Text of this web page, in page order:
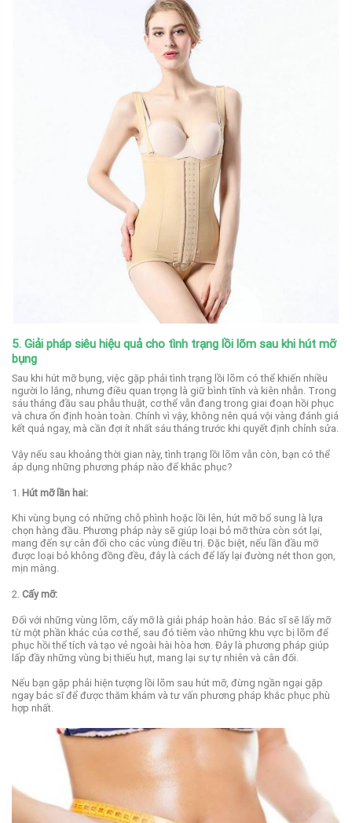
5. Giải pháp siêu hiệu quả cho tình trạng lồi lõm sau khi hút mỡ
bụng
Sau khi hút mỡ bụng, việc gặp phải tình trạng lồi lõm có thể khiến nhiều
người lo lắng, nhưng điều quan trọng là giữ bình tĩnh và kiên nhẫn. Trong
sáu tháng đầu sau phẫu thuật, cơ thể vẫn đang trong giai đoạn hồi phục
và chưa ổn định hoàn toàn. Chính vì vậy, không nên quá vội vàng đánh giá
kết quả ngay, mà cần đợi ít nhất sáu tháng trước khi quyết định chỉnh sửa.
Vậy nếu sau khoảng thời gian này, tình trạng lồi lõm vẫn còn, bạn có thể
áp dụng những phương pháp nào để khắc phục?
1. Hút mỡ lần hai:
Khi vùng bụng có những chỗ phình hoặc lồi lên, hút mỡ bổ sung là lựa
chọn hàng đầu. Phương pháp này sẽ giúp loại bỏ mỡ thừa còn sót lại,
mang đến sự cân đối cho các vùng điều trị. Đặc biệt, nếu lần đầu mỡ
được loại bỏ không đồng đều, đây là cách để lấy lại đường nét thon gọn,
mịn màng.
2. Cấy mỡ:
Đối với những vùng lõm, cấy mỡ là giải pháp hoàn hảo. Bác sĩ sẽ lấy mỡ
từ một phần khác của cơ thể, sau đó tiêm vào những khu vực bị lõm để
phục hồi thể tích và tạo vẻ ngoài hài hòa hơn. Đây là phương pháp giúp
lấp đầy những vùng bị thiếu hụt, mang lại sự tự nhiên và cân đối.
Nếu bạn gặp phải hiện tượng lồi lõm sau hút mỡ, đừng ngần ngại gặp
ngay bác sĩ để được thăm khám và tư vấn phương pháp khắc phục phù
hợp nhất.